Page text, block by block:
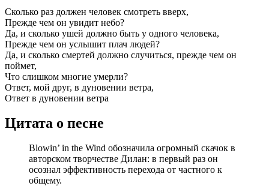
Сколько раз должен человек смотреть вверх,
Прежде чем он увидит небо?
Да, и сколько ушей должно быть у одного человека,
Прежде чем он услышит плач людей?
Да, и сколько смертей должно случиться, прежде чем он
поймет,
Что слишком многие умерли?
Ответ, мой друг, в дуновении ветра,
Ответ в дуновении ветра
Цитата о песне
Blowin’ in the Wind обозначила огромный скачок в
авторском творчестве Дилан: в первый раз он
осознал эффективность перехода от частного к
общему.